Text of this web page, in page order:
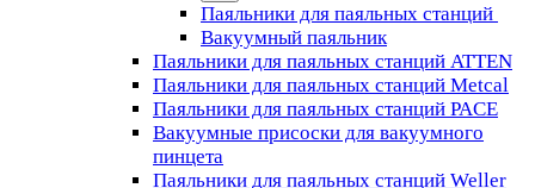
Паяльники для паяльных станций
Вакуумный паяльник
Паяльники для паяльных станций ATTEN
Паяльники для паяльных станций Metcal
Паяльники для паяльных станций PACE
Вакуумные присоски для вакуумного
пинцета
Паяльники для паяльных станций Weller